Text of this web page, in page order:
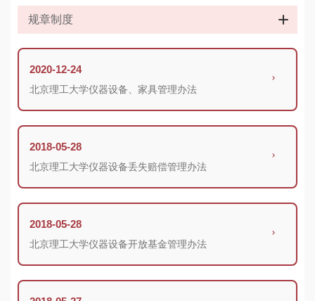
规章制度
2020-12-24
北京理工大学仪器设备、家具管理办法
2018-05-28
北京理工大学仪器设备丢失赔偿管理办法
2018-05-28
北京理工大学仪器设备开放基金管理办法